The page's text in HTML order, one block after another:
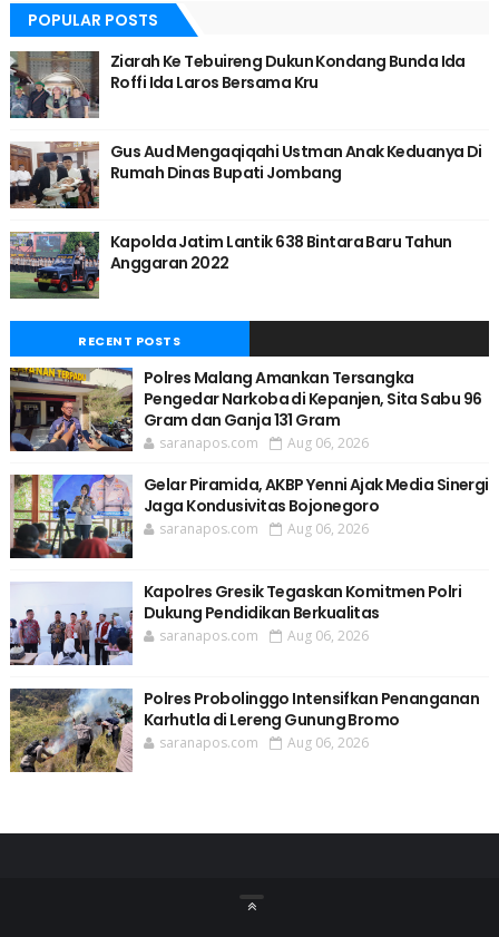
POPULAR POSTS
Ziarah Ke Tebuireng Dukun Kondang Bunda Ida
Roffi Ida Laros Bersama Kru
Gus Aud Mengaqiqahi Ustman Anak Keduanya Di
Rumah Dinas Bupati Jombang
Kapolda Jatim Lantik 638 Bintara Baru Tahun
Anggaran 2022
RECENT POSTS
Polres Malang Amankan Tersangka
Pengedar Narkoba di Kepanjen, Sita Sabu 96
Gram dan Ganja 131 Gram
saranapos.com Aug 06, 2026
Gelar Piramida, AKBP Yenni Ajak Media Sinergi
Jaga Kondusivitas Bojonegoro
saranapos.com Aug 06, 2026
Kapolres Gresik Tegaskan Komitmen Polri
Dukung Pendidikan Berkualitas
saranapos.com Aug 06, 2026
Polres Probolinggo Intensifkan Penanganan
Karhutla di Lereng Gunung Bromo
saranapos.com Aug 06, 2026